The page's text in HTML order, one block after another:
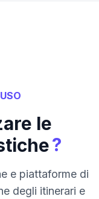
le
?
e piattaforme di
degli itinerari e